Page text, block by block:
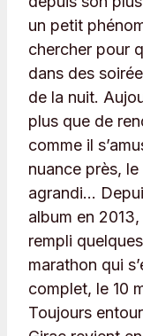
un petit
chercher pour
dans des
de la nuit.
plus que de
comme il
nuance près,
agrandi…
album en
rempli
marathon qui
complet, le 10
Toujours